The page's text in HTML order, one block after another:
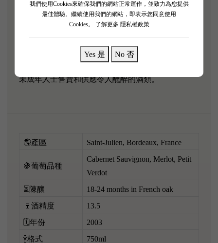
我們使用Cookies來確保我們的網站正常運作，並致力為您提供
最佳體驗。繼續使用我們的網站，即表示您同意使用
Cookies。
了解更多 隱私權政策
Yes 是 No 否
葡萄品種 :
70% Cabernet Sauvignon, 25% Merlot, 4% Petit Verdot
and 1% Cabernet Franc
未成年人士售賣和供應令人醺醉的酒類。
🌎產區 Saint-Julien, Bordeaux, France
🍇葡萄品種
Cabernet Sauvignon, Merlot, Petit
Verdot
⏳陳釀 18-24 months in French oak
🍷酒精度 13.5
🗓️年份 2003
🍾格式 750ml